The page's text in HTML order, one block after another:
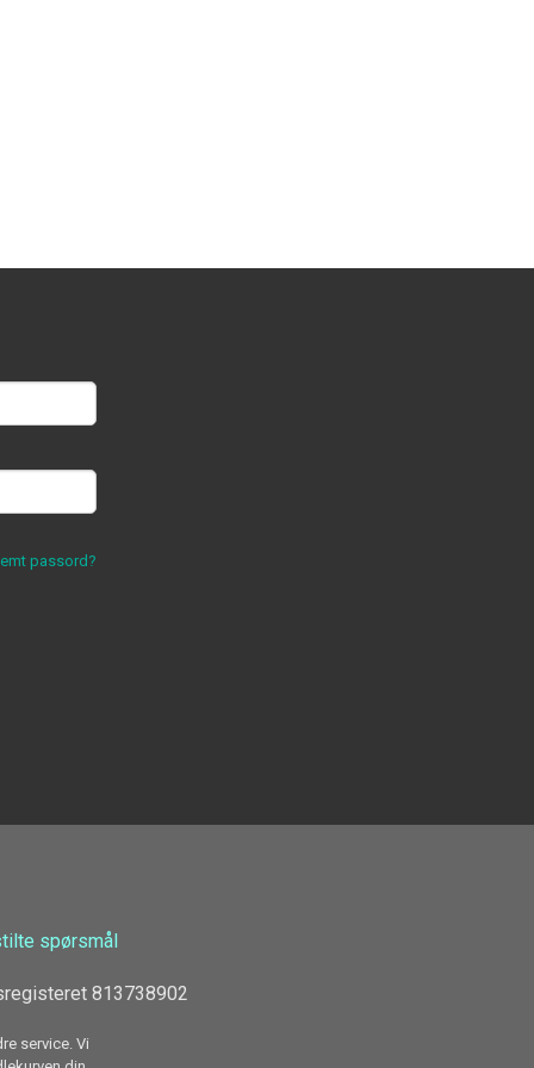
passord?
spørsmål
813738902
service. Vi